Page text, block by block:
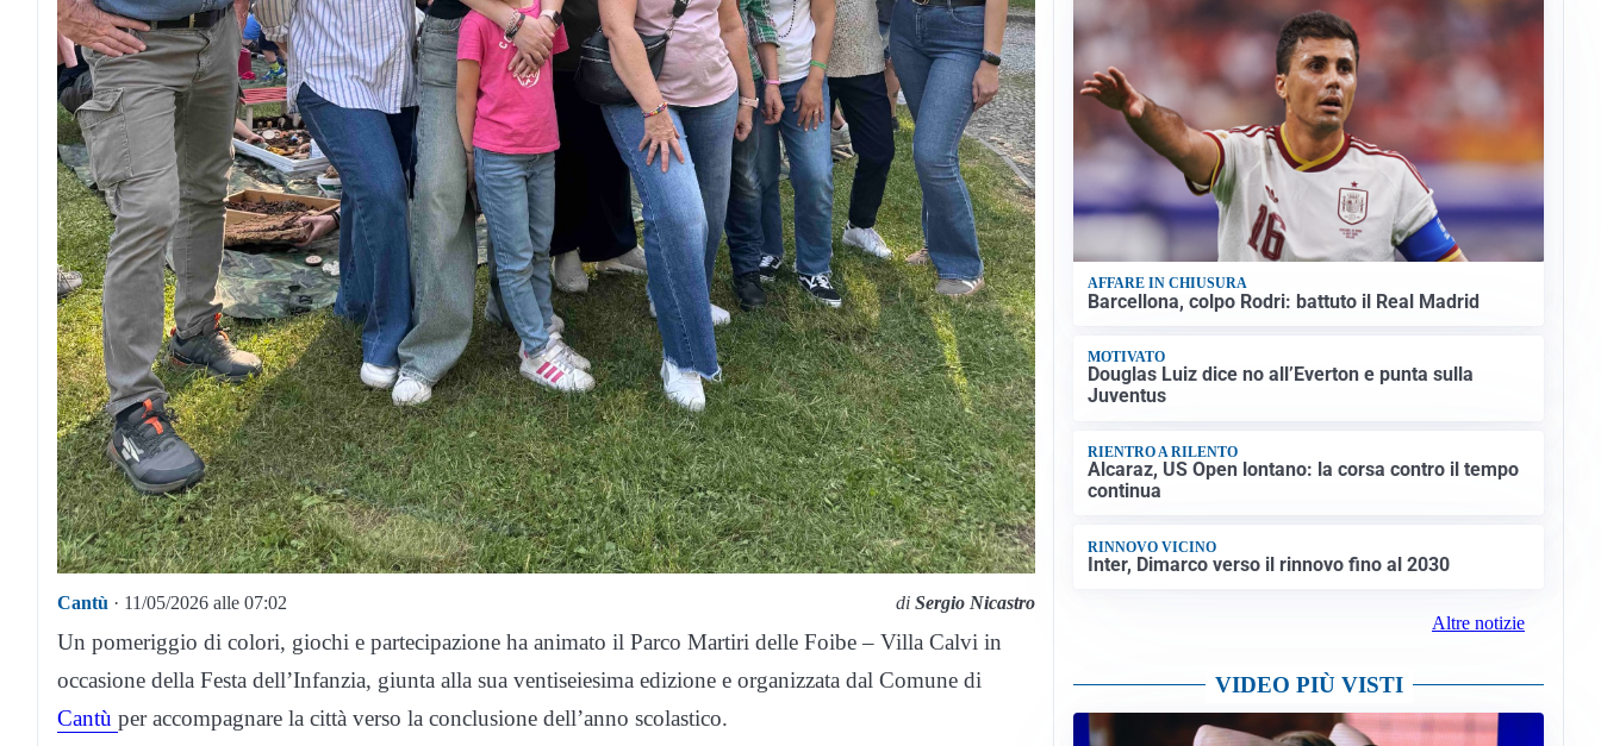
Cantù · 11/05/2026 alle 07:02 diSergio Nicastro
Un pomeriggio di colori, giochi e partecipazione ha animato il Parco Martiri delle Foibe – Villa Calvi in
occasione della Festa dell’Infanzia, giunta alla sua ventiseiesima edizione e organizzata dal Comune di
Cantù per accompagnare la città verso la conclusione dell’anno scolastico.
AFFARE IN CHIUSURA
Barcellona, colpo Rodri: battuto il Real Madrid
MOTIVATO
Douglas Luiz dice no all’Everton e punta sulla
Juventus
RIENTRO A RILENTO
Alcaraz, US Open lontano: la corsa contro il tempo
continua
RINNOVO VICINO
Inter, Dimarco verso il rinnovo fino al 2030
Altre notizie
VIDEO PIÙ VISTI